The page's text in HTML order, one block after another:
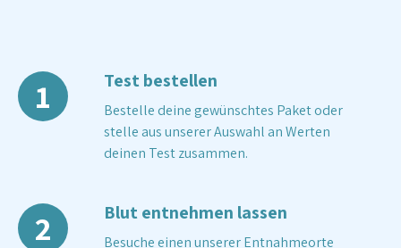
1 Test bestellen
Bestelle deine gewünschtes Paket oder
stelle aus unserer Auswahl an Werten
deinen Test zusammen.
2 Blut entnehmen lassen
Besuche einen unserer Entnahmeorte